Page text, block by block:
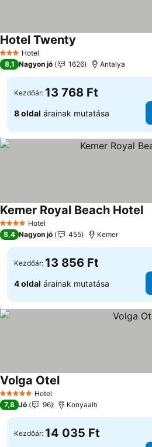
3 Kategória
Hotel
Hotel Twenty
8,1 Nagyon jó 1626 Antalya
Kezdőár: 13 768 Ft
8 oldal árainak mutatása
4 KategóriaHotel
Kemer Royal Beach Hotel
8,4 Nagyon jó 455 Kemer
Kezdőár: 13 856 Ft
4 oldal árainak mutatása
5 KategóriaHotel
Volga Otel
7,8 Jó 96 Konyaaltı
Kezdőár: 14 035 Ft